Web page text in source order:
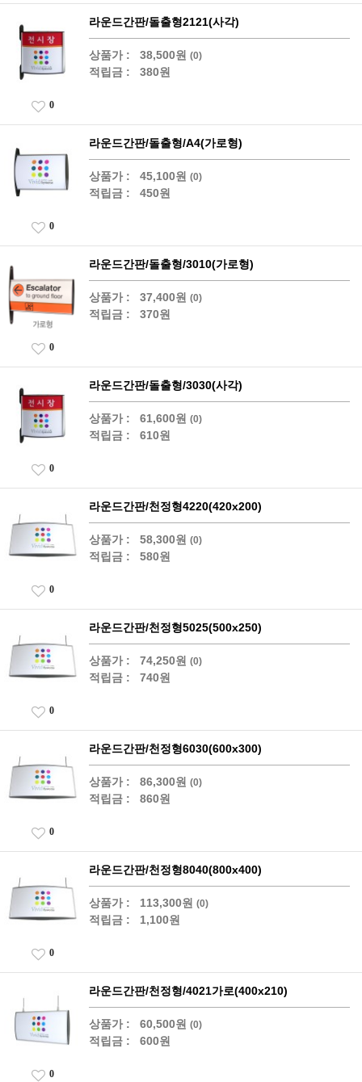
라운드간판/돌출형2121(사각)
상품가 : 38,500원 (0)
적립금 : 380원
0
라운드간판/돌출형/A4(가로형)
상품가 : 45,100원 (0)
적립금 : 450원
0
라운드간판/돌출형/3010(가로형)
상품가 : 37,400원 (0)
적립금 : 370원
0
라운드간판/돌출형/3030(사각)
상품가 : 61,600원 (0)
적립금 : 610원
0
라운드간판/천정형4220(420x200)
상품가 : 58,300원 (0)
적립금 : 580원
0
라운드간판/천정형5025(500x250)
상품가 : 74,250원 (0)
적립금 : 740원
0
라운드간판/천정형6030(600x300)
상품가 : 86,300원 (0)
적립금 : 860원
0
라운드간판/천정형8040(800x400)
상품가 : 113,300원 (0)
적립금 : 1,100원
0
라운드간판/천정형/4021가로(400x210)
상품가 : 60,500원 (0)
적립금 : 600원
0